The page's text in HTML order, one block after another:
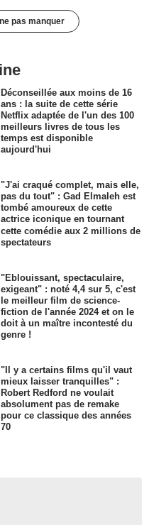
pas manquer
Déconseillée aux moins de 16
ans : la suite de cette série
Netflix adaptée de l'un des 100
meilleurs livres de tous les
temps est disponible
aujourd'hui
"J'ai craqué complet, mais elle,
pas du tout" : Gad Elmaleh est
tombé amoureux de cette
actrice iconique en tournant
cette comédie aux 2 millions de
spectateurs
"Eblouissant, spectaculaire,
exigeant" : noté 4,4 sur 5, c'est
le meilleur film de science-
fiction de l'année 2024 et on le
doit à un maître incontesté du
genre !
"Il y a certains films qu'il vaut
mieux laisser tranquilles" :
Robert Redford ne voulait
absolument pas de remake
pour ce classique des années
70